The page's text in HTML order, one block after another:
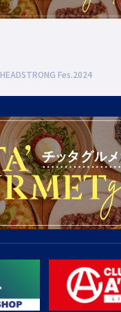
HEADSTRONG Fes.2024